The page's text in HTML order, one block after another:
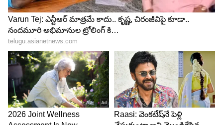
ఈరోజు ఫ్రెండ్ షిప్ డే సందర్భంగా తన స్నేహితులతో కలిసి
థాయిలాండ్ లో ఎంజాయ్ చేసిన ఓ వీడియోను
అభిమానులతో పంచుకుంది. ఆ రోజులు ఎప్పుడూ
గుర్తుండిపోతాయని చెప్పింది. థాయిలాండ్ లోని కో
స్యామ్యూయ్ లో రచ్చచేసిన ఫొటోలను కూడా షేర్